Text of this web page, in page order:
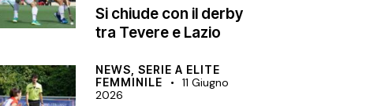
Si chiude con il derby
tra Tevere e Lazio
NEWS,SERIE A ELITE
FEMMINILE
11 Giugno
2026